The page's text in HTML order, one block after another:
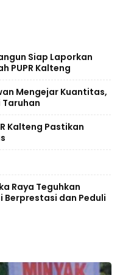
Siap Laporkan
PUPR Kalteng
Mengejar Kuantitas,
Kalteng Pastikan
Raya Teguhkan
Berprestasi dan Peduli